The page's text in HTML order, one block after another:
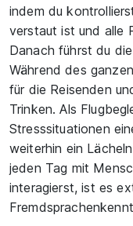
indem du
verstaut ist und alle
Danach führst du
Während des
für die Reisenden
Trinken. Als
Stresssituationen
weiterhin ein
jeden Tag mit
interagierst, ist es